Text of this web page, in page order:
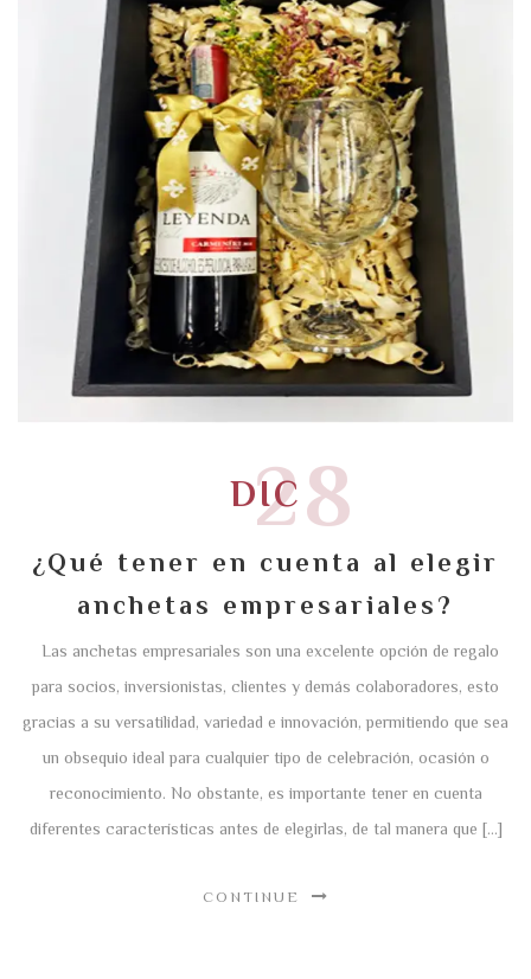
28
DIC
¿Qué tener en cuenta al elegir
anchetas empresariales?
Las anchetas empresariales son una excelente opción de regalo
para socios, inversionistas, clientes y demás colaboradores, esto
gracias a su versatilidad, variedad e innovación, permitiendo que sea
un obsequio ideal para cualquier tipo de celebración, ocasión o
reconocimiento. No obstante, es importante tener en cuenta
diferentes características antes de elegirlas, de tal manera que […]
CONTINUE